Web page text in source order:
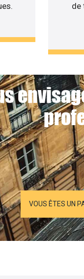
de
VOUS ÊTES UN